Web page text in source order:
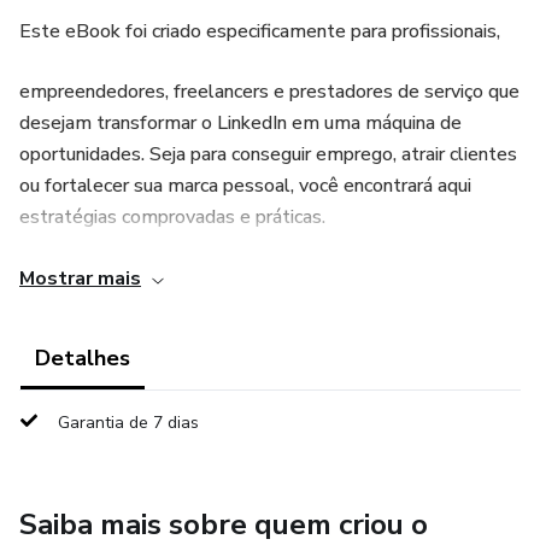
Este eBook foi criado especificamente para profissionais,
empreendedores, freelancers e prestadores de serviço que
desejam transformar o LinkedIn em uma máquina de
oportunidades. Seja para conseguir emprego, atrair clientes
ou fortalecer sua marca pessoal, você encontrará aqui
estratégias comprovadas e práticas.
A boa notícia? Você não precisa ser influenciador digital,
a primeira semana.
Mostrar mais
Detalhes
Garantia de 7 dias
Saiba mais sobre quem criou o